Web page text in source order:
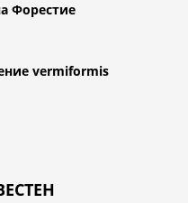
Форестие
vermiformis